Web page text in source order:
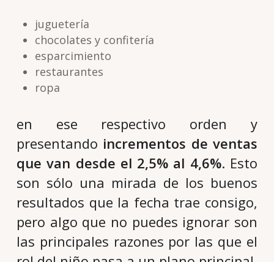
juguetería
chocolates y confitería
esparcimiento
restaurantes
ropa
en ese respectivo orden y
presentando incrementos de ventas
que van desde el 2,5% al 4,6%. Esto
son sólo una mirada de los buenos
resultados que la fecha trae consigo,
pero algo que no puedes ignorar son
las principales razones por las que el